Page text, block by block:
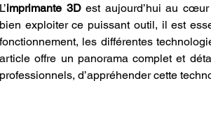
imprimante 3D postraitement
X2D fusion 360 fusion 360
L’imprimante 3D est aujourd’hui au cœur
bien exploiter ce puissant outil, il est
fonctionnement, les différentes
article offre un panorama complet et
professionnels, d’appréhender cette